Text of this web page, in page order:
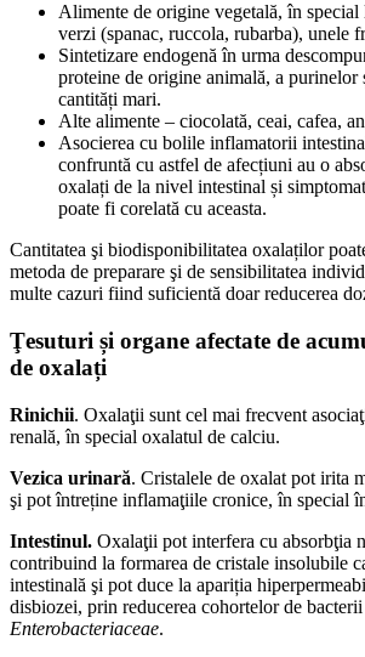
Alimente de origine vegetală, în
verzi (spanac, ruccola, rubarba), unele
Sintetizare endogenă în urma
proteine de origine animală, a
cantități mari.
Alte alimente – ciocolată, ceai, cafea,
Asocierea cu bolile inflamatorii
confruntă cu astfel de afecțiuni au o
oxalați de la nivel intestinal și
poate fi corelată cu aceasta.
Cantitatea şi biodisponibilitatea oxalaților
metoda de preparare şi de sensibilitatea
multe cazuri fiind suficientă doar reducerea
Ţesuturi și organe afectate de
de oxalați
Rinichii. Oxalaţii sunt cel mai frecvent
renală, în special oxalatul de calciu.
Vezica urinară. Cristalele de oxalat pot irita
şi pot întreține inflamaţiile cronice, în special
Intestinul. Oxalaţii pot interfera cu absorbţia
contribuind la formarea de cristale insolubile
intestinală şi pot duce la apariția
disbiozei, prin reducerea cohortelor de
Enterobacteriaceae.